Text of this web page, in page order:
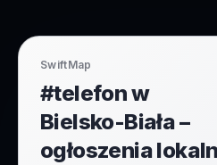
SwiftMap
#telefon w
Bielsko-Biała –
ogłoszenia